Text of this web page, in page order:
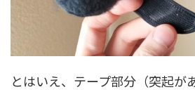
とはいえ、テープ部分（突起が